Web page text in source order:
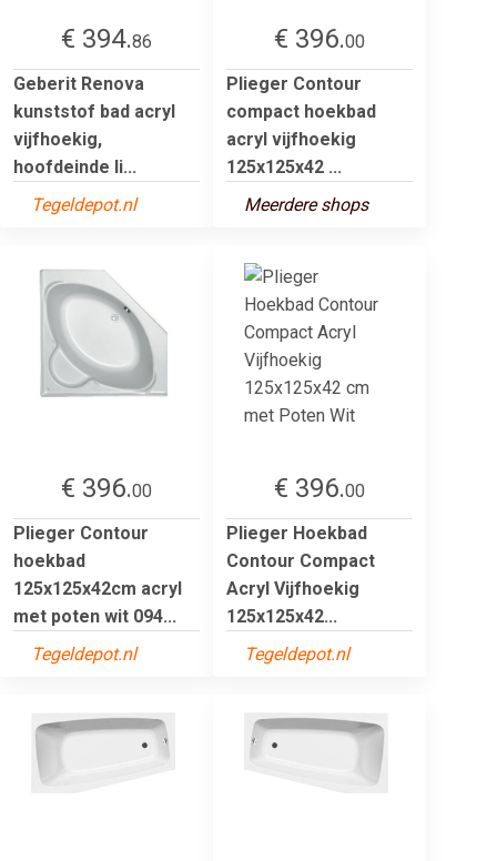
€ 394.86
Geberit Renova
kunststof bad acryl
vijfhoekig,
hoofdeinde li...
Tegeldepot.nl
€ 396.00
Plieger Contour
compact hoekbad
acryl vijfhoekig
125x125x42 ...
Meerdere shops
€ 396.00
Plieger Contour
hoekbad
125x125x42cm acryl
met poten wit 094...
Tegeldepot.nl
€ 396.00
Plieger Hoekbad
Contour Compact
Acryl Vijfhoekig
125x125x42...
Tegeldepot.nl